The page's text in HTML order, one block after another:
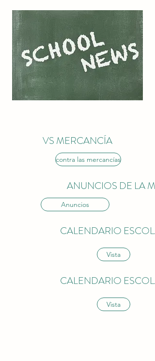
VS MERCANCÍA
contra las mercancías
ANUNCIOS DE LA
Anuncios
CALENDARIO
Vista
CALENDARIO
Vista